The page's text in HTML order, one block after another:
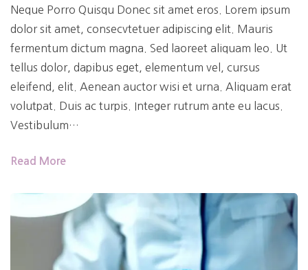
Neque Porro Quisqu Donec sit amet eros. Lorem ipsum
dolor sit amet, consecvtetuer adipiscing elit. Mauris
fermentum dictum magna. Sed laoreet aliquam leo. Ut
tellus dolor, dapibus eget, elementum vel, cursus
eleifend, elit. Aenean auctor wisi et urna. Aliquam erat
volutpat. Duis ac turpis. Integer rutrum ante eu lacus.
Vestibulum…
Read More